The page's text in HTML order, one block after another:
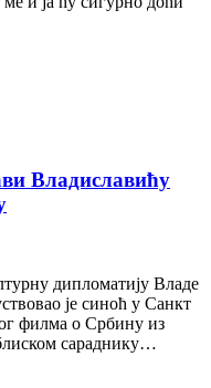
Владиславићу
дипломатију Владе
је синоћ у Санкт
филма о Србину из
сараднику…